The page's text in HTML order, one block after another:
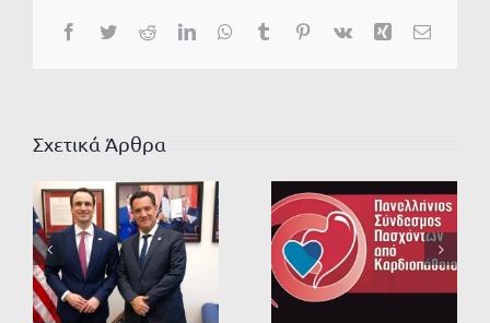
Facebook
TwitterRedditLinkedInWhatsApp
TumblrPinterest
Vk Xing Email
Σχετικά Άρθρα